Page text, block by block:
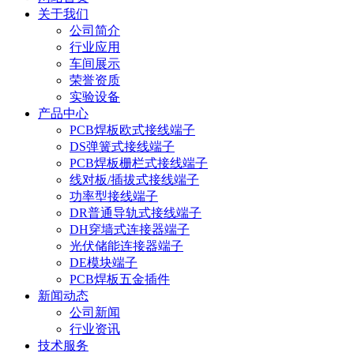
关于我们
公司简介
行业应用
车间展示
荣誉资质
实验设备
产品中心
PCB焊板欧式接线端子
DS弹簧式接线端子
PCB焊板栅栏式接线端子
线对板/插拔式接线端子
功率型接线端子
DR普通导轨式接线端子
DH穿墙式连接器端子
光伏储能连接器端子
DE模块端子
PCB焊板五金插件
新闻动态
公司新闻
行业资讯
技术服务